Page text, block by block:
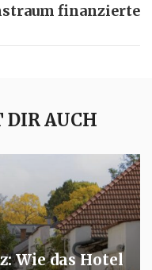
finanzierte
DIR AUCH
Wie das Hotel